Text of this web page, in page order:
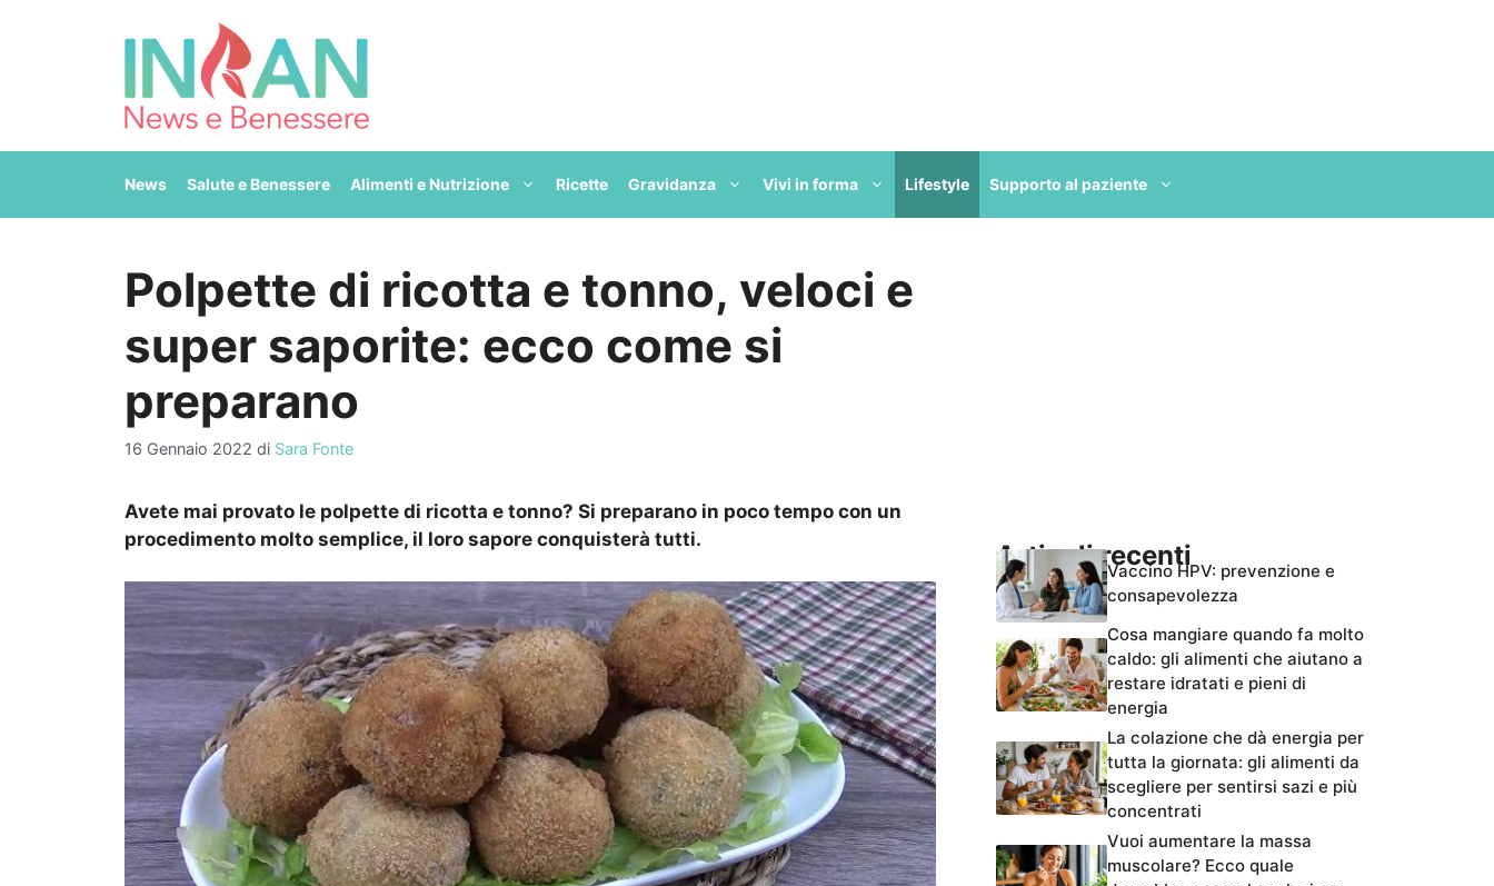
News Salute e Benessere Alimenti e Nutrizione Ricette Gravidanza Vivi in forma Lifestyle Supporto al paziente
Polpette di ricotta e tonno, veloci e
super saporite: ecco come si
preparano
16 Gennaio 2022 di Sara Fonte
Avete mai provato le polpette di ricotta e tonno? Si preparano in poco tempo con un
procedimento molto semplice, il loro sapore conquisterà tutti.
Articoli recentiVaccino HPV: prevenzione e
consapevolezza
Cosa mangiare quando fa molto
caldo: gli alimenti che aiutano a
restare idratati e pieni di
energia
La colazione che dà energia per
tutta la giornata: gli alimenti da
scegliere per sentirsi sazi e più
concentrati
Vuoi aumentare la massa
muscolare? Ecco quale